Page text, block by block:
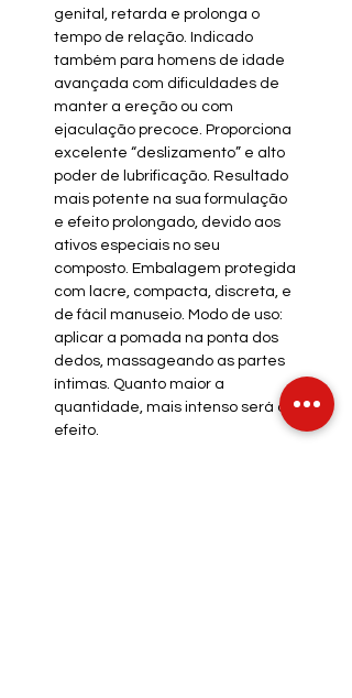
genital, retarda e prolonga o
tempo de relação. Indicado
também para homens de idade
avançada com dificuldades de
manter a ereção ou com
ejaculação precoce. Proporciona
excelente “deslizamento” e alto
poder de lubrificação. Resultado
mais potente na sua formulação
e efeito prolongado, devido aos
ativos especiais no seu
composto. Embalagem protegida
com lacre, compacta, discreta, e
de fácil manuseio. Modo de uso:
aplicar a pomada na ponta dos
dedos, massageando as partes
íntimas. Quanto maior a
quantidade, mais intenso será o
efeito.